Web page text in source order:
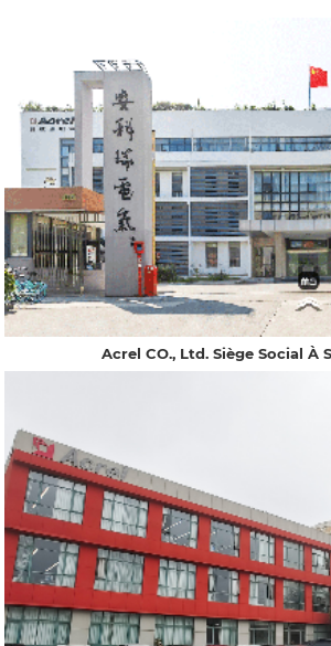
Acrel CO., Ltd. Siège Social À